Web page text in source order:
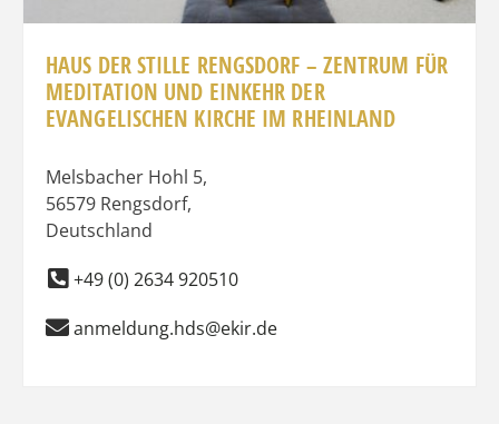
HAUS DER STILLE RENGSDORF – ZENTRUM FÜR
MEDITATION UND EINKEHR DER
EVANGELISCHEN KIRCHE IM RHEINLAND
Melsbacher Hohl 5,
56579 Rengsdorf,
Deutschland
+49 (0) 2634 920510
anmeldung.hds@ekir.de